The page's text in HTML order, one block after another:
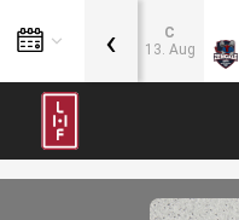
C
13. Aug
‹